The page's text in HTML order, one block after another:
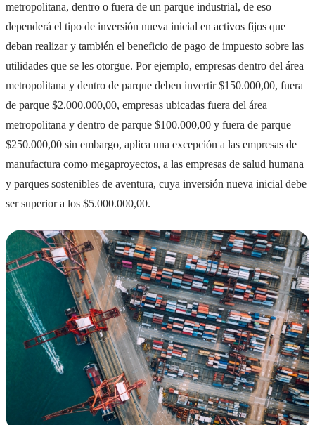
metropolitana, dentro o fuera de un parque industrial, de eso
dependerá el tipo de inversión nueva inicial en activos fijos que
deban realizar y también el beneficio de pago de impuesto sobre las
utilidades que se les otorgue. Por ejemplo, empresas dentro del área
metropolitana y dentro de parque deben invertir $150.000,00, fuera
de parque $2.000.000,00, empresas ubicadas fuera del área
metropolitana y dentro de parque $100.000,00 y fuera de parque
$250.000,00 sin embargo, aplica una excepción a las empresas de
manufactura como megaproyectos, a las empresas de salud humana
y parques sostenibles de aventura, cuya inversión nueva inicial debe
ser superior a los $5.000.000,00.